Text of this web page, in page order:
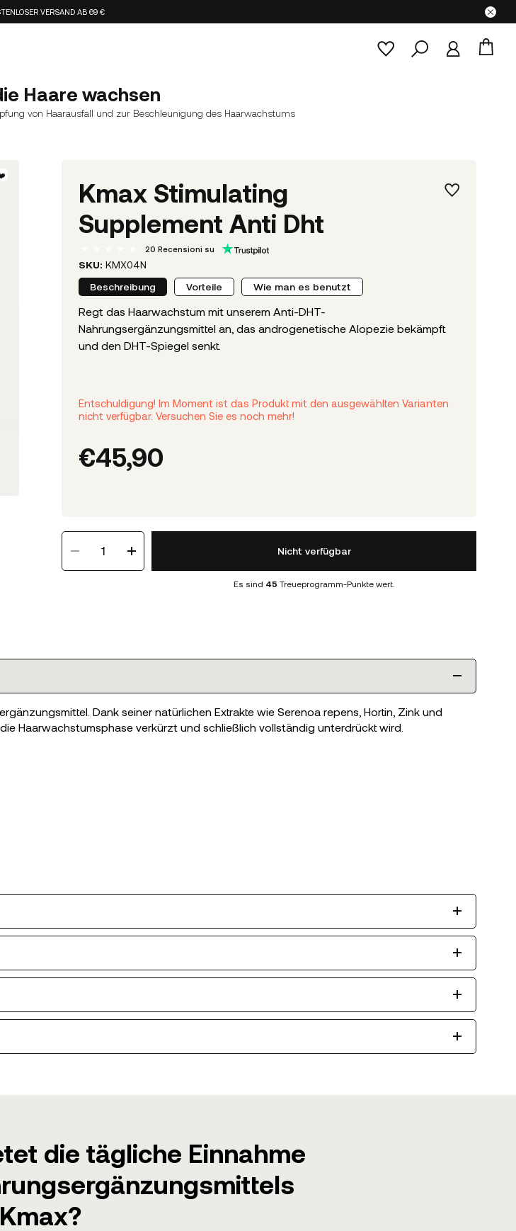
VERSAND AB 69 €
Haare wachsen
von Haarausfall und zur Beschleunigung des Haarwachstums
Kmax Stimulating
Supplement Anti Dht
20 Recensioni su
SKU: KMX04N
Beschreibung
Vorteile Wie man es benutzt
Regt das Haarwachstum mit unserem Anti-DHT-
Nahrungsergänzungsmittel an, das androgenetische Alopezie bekämpft
und den DHT-Spiegel senkt.
Entschuldigung! Im Moment ist das Produkt mit den ausgewählten Varianten
nicht verfügbar. Versuchen Sie es noch mehr!
€45,90
1 Nicht verfügbar
Es sind 45 Treueprogramm-Punkte wert.
Dank seiner natürlichen Extrakte wie Serenoa repens, Hortin, Zink und
Haarwachstumsphase verkürzt und schließlich vollständig unterdrückt wird.
die tägliche Einnahme
Kmax?